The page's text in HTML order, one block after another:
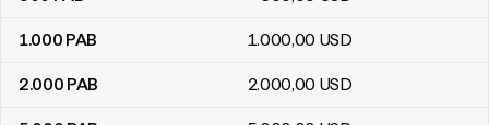
1.000 PAB 1.000,00 USD
2.000 PAB 2.000,00 USD